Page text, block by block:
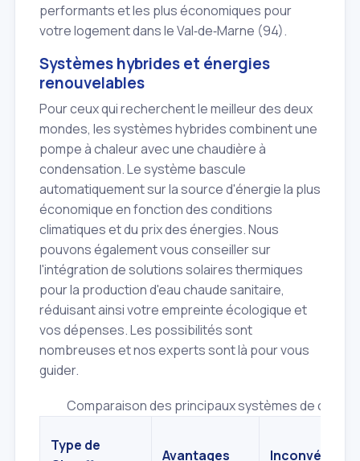
performants et les plus économiques pour
votre logement dans le Val‑de‑Marne (94).
Systèmes hybrides et énergies
renouvelables
Pour ceux qui recherchent le meilleur des deux
mondes, les systèmes hybrides combinent une
pompe à chaleur avec une chaudière à
condensation. Le système bascule
automatiquement sur la source d'énergie la plus
économique en fonction des conditions
climatiques et du prix des énergies. Nous
pouvons également vous conseiller sur
l'intégration de solutions solaires thermiques
pour la production d'eau chaude sanitaire,
réduisant ainsi votre empreinte écologique et
vos dépenses. Les possibilités sont
nombreuses et nos experts sont là pour vous
guider.
Comparaison des principaux systèmes de
Type de
Avantages